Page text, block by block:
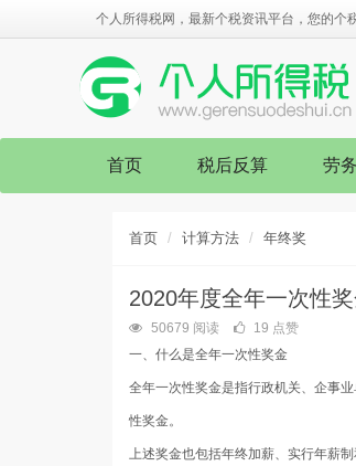
个人所得税网，最新个税资讯平台，您的个
首页 税后反算 劳
首页 计算方法 年终奖
2020年度全年一次性
50679 阅读
19 点赞
一、什么是全年一次性奖金
全年一次性奖金是指行政机关、企事
性奖金。
上述奖金也包括年终加薪、实行年薪